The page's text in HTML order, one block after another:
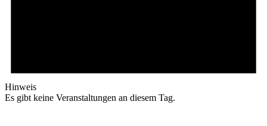
Hinweis
Es gibt keine Veranstaltungen an diesem Tag.